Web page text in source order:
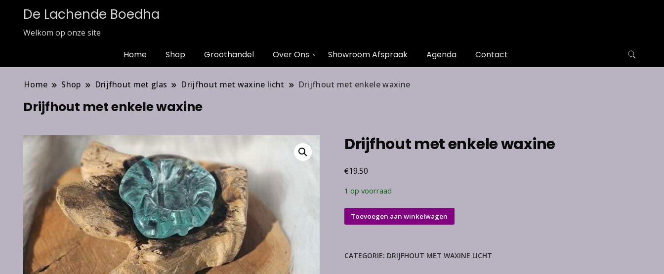
De Lachende Boedha
Welkom op onze site
Home Shop Groothandel Over Ons Showroom Afspraak Agenda Contact
Home Shop Drijfhout met glas Drijfhout met waxine licht Drijfhout met enkele waxine
Drijfhout met enkele waxine
Drijfhout met enkele waxine
€19.50
1 op voorraad
Drijfhout
met
aantal
Toevoegen aan winkelwagen
CATEGORIE: DRIJFHOUT MET WAXINE LICHT